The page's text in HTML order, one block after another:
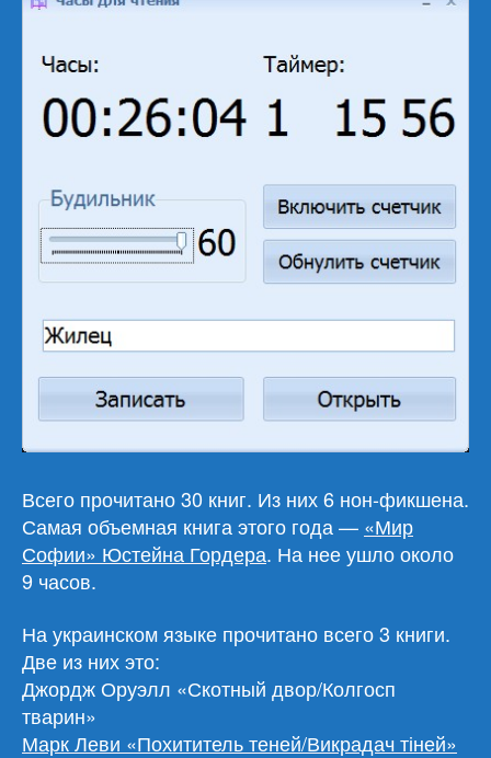
Всего прочитано 30 книг. Из них 6 нон-фикшена.
Самая объемная книга этого года — «Мир
Софии» Юстейна Гордера. На нее ушло около
9 часов.
На украинском языке прочитано всего 3 книги.
Две из них это:
Джордж Оруэлл «Скотный двор/Колгосп
тварин»
Марк Леви «Похититель теней/Викрадач тіней»